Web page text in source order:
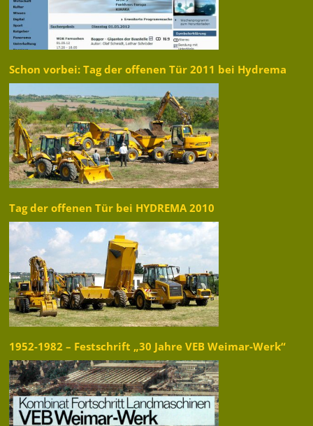
Schon vorbei: Tag der offenen Tür 2011 bei Hydrema
Tag der offenen Tür bei HYDREMA 2010
1952-1982 – Festschrift „30 Jahre VEB Weimar-Werk“